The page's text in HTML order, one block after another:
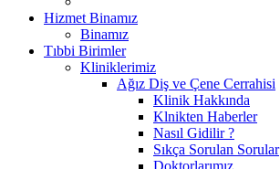
Hizmet Binamız
Binamız
Tıbbi Birimler
Kliniklerimiz
Ağız Diş ve Çene Cerrahisi
Klinik Hakkında
Klnikten Haberler
Nasıl Gidilir ?
Sıkça Sorulan Sorular
Doktorlarımız